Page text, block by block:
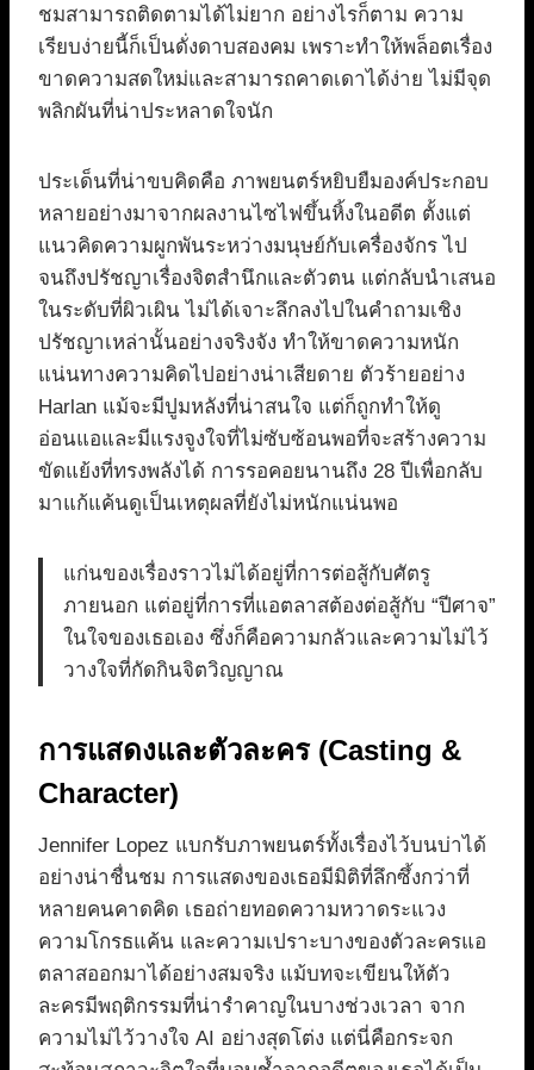
ชมสามารถติดตามได้ไม่ยาก อย่างไรก็ตาม ความ
เรียบง่ายนี้ก็เป็นดั่งดาบสองคม เพราะทำให้พล็อตเรื่อง
ขาดความสดใหม่และสามารถคาดเดาได้ง่าย ไม่มีจุด
พลิกผันที่น่าประหลาดใจนัก
ประเด็นที่น่าขบคิดคือ ภาพยนตร์หยิบยืมองค์ประกอบ
หลายอย่างมาจากผลงานไซไฟขึ้นหิ้งในอดีต ตั้งแต่
แนวคิดความผูกพันระหว่างมนุษย์กับเครื่องจักร ไป
จนถึงปรัชญาเรื่องจิตสำนึกและตัวตน แต่กลับนำเสนอ
ในระดับที่ผิวเผิน ไม่ได้เจาะลึกลงไปในคำถามเชิง
ปรัชญาเหล่านั้นอย่างจริงจัง ทำให้ขาดความหนัก
แน่นทางความคิดไปอย่างน่าเสียดาย ตัวร้ายอย่าง
Harlan แม้จะมีปูมหลังที่น่าสนใจ แต่ก็ถูกทำให้ดู
อ่อนแอและมีแรงจูงใจที่ไม่ซับซ้อนพอที่จะสร้างความ
ขัดแย้งที่ทรงพลังได้ การรอคอยนานถึง 28 ปีเพื่อกลับ
มาแก้แค้นดูเป็นเหตุผลที่ยังไม่หนักแน่นพอ
แก่นของเรื่องราวไม่ได้อยู่ที่การต่อสู้กับศัตรู
ภายนอก แต่อยู่ที่การที่แอตลาสต้องต่อสู้กับ “ปีศาจ”
ในใจของเธอเอง ซึ่งก็คือความกลัวและความไม่ไว้
วางใจที่กัดกินจิตวิญญาณ
การแสดงและตัวละคร (Casting &
Character)
Jennifer Lopez แบกรับภาพยนตร์ทั้งเรื่องไว้บนบ่าได้
อย่างน่าชื่นชม การแสดงของเธอมีมิติที่ลึกซึ้งกว่าที่
หลายคนคาดคิด เธอถ่ายทอดความหวาดระแวง
ความโกรธแค้น และความเปราะบางของตัวละครแอ
ตลาสออกมาได้อย่างสมจริง แม้บทจะเขียนให้ตัว
ละครมีพฤติกรรมที่น่ารำคาญในบางช่วงเวลา จาก
ความไม่ไว้วางใจ AI อย่างสุดโต่ง แต่นี่คือกระจก